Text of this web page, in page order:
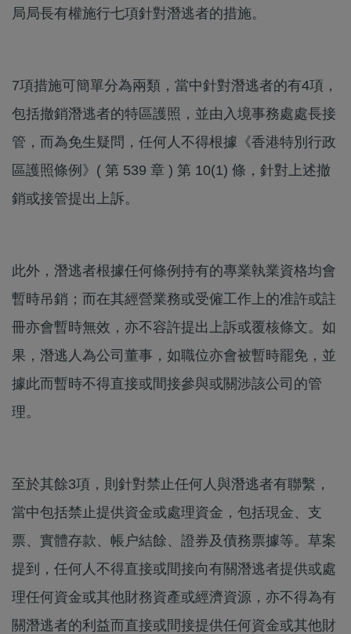
局局長有權施行七項針對潛逃者的措施。
7項措施可簡單分為兩類，當中針對潛逃者的有4項，
包括撤銷潛逃者的特區護照，並由入境事務處處長接
管，而為免生疑問，任何人不得根據《香港特別行政
區護照條例》( 第 539 章 ) 第 10(1) 條，針對上述撤
銷或接管提出上訴。
此外，潛逃者根據任何條例持有的專業執業資格均會
暫時吊銷；而在其經營業務或受僱工作上的准許或註
冊亦會暫時無效，亦不容許提出上訴或覆核條文。如
果，潛逃人為公司董事，如職位亦會被暫時罷免，並
據此而暫時不得直接或間接參與或關涉該公司的管
理。
至於其餘3項，則針對禁止任何人與潛逃者有聯繫，
當中包括禁止提供資金或處理資金，包括現金、支
票、實體存款、帳户結餘、證券及債務票據等。草案
提到，任何人不得直接或間接向有關潛逃者提供或處
理任何資金或其他財務資產或經濟資源，亦不得為有
關潛逃者的利益而直接或間接提供任何資金或其他財